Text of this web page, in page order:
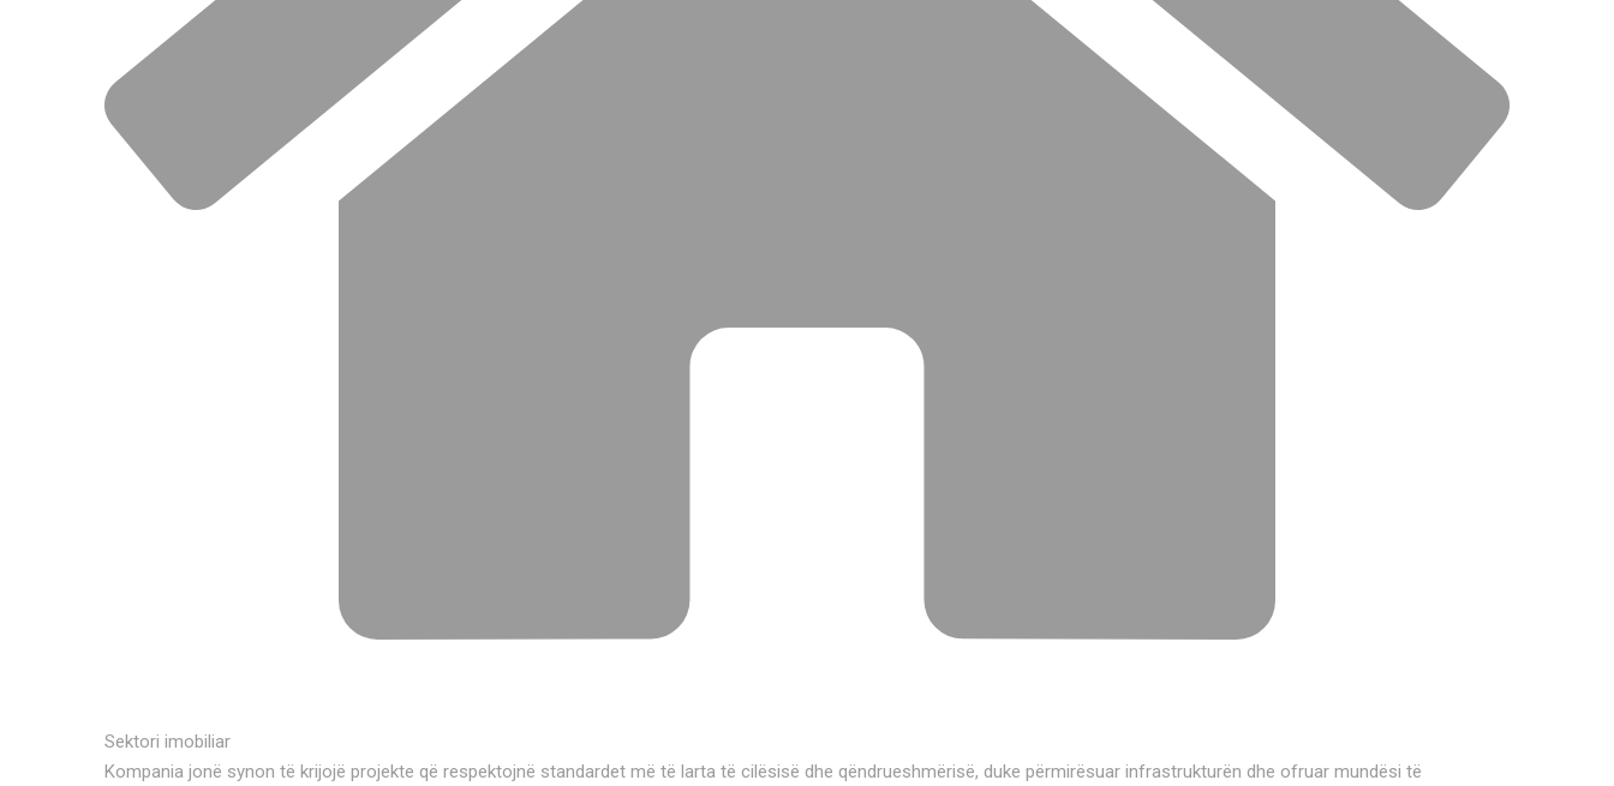
Sektori imobiliar
Kompania jonë synon të krijojë projekte që respektojnë standardet më të larta të cilësisë dhe qëndrueshmërisë, duke përmirësuar infrastrukturën dhe ofruar mundësi të